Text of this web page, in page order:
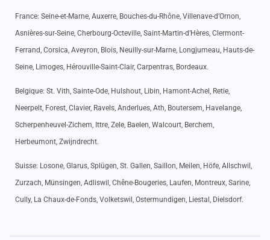
France: Seine-et-Marne, Auxerre, Bouches-du-Rhône, Villenave-d’Ornon,
Asnières-sur-Seine, Cherbourg-Octeville, Saint-Martin-d’Hères, Clermont-
Ferrand, Corsica, Aveyron, Blois, Neuilly-sur-Marne, Longjumeau, Hauts-de-
Seine, Limoges, Hérouville-Saint-Clair, Carpentras, Bordeaux.
Belgique: St. Vith, Sainte-Ode, Hulshout, Libin, Hamont-Achel, Retie,
Neerpelt, Forest, Clavier, Ravels, Anderlues, Ath, Boutersem, Havelange,
Scherpenheuvel-Zichem, Ittre, Zele, Baelen, Walcourt, Berchem,
Herbeumont, Zwijndrecht.
Suisse: Losone, Glarus, Splügen, St. Gallen, Saillon, Meilen, Höfe, Allschwil,
Zurzach, Münsingen, Adliswil, Chêne-Bougeries, Laufen, Montreux, Sarine,
Cully, La Chaux-de-Fonds, Volketswil, Ostermundigen, Liestal, Dielsdorf.